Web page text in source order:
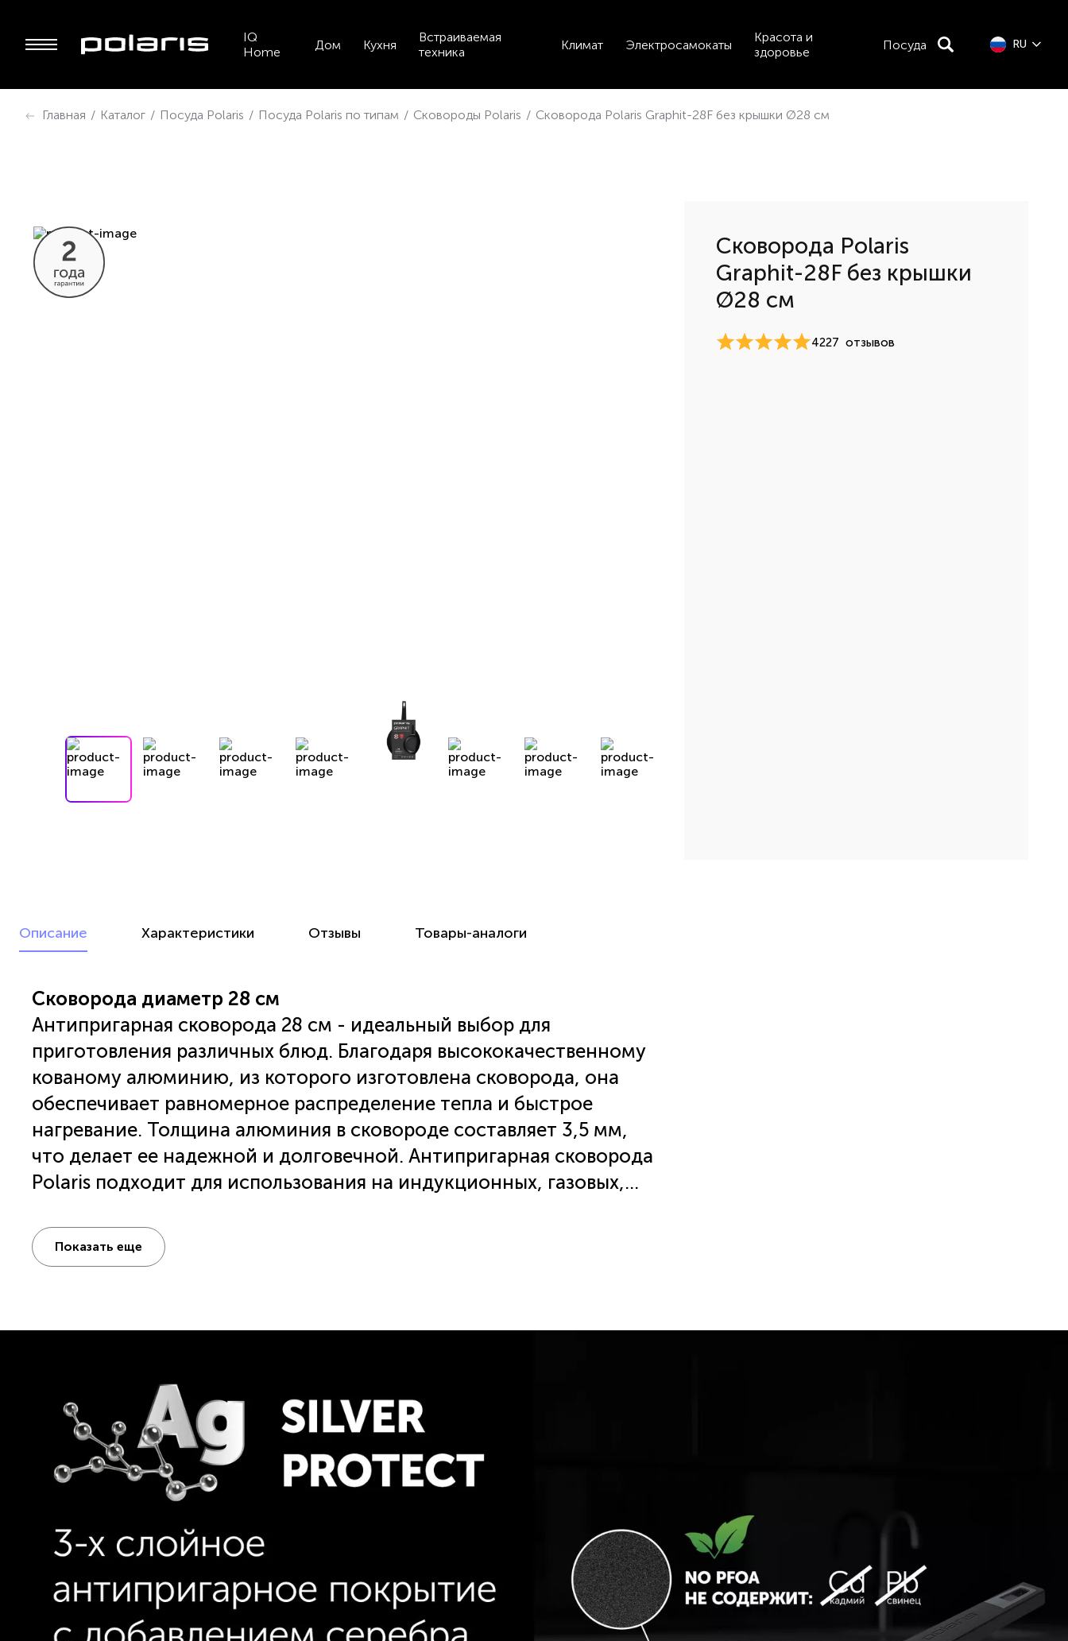
IQ
Home
Дом Кухня
Встраиваемая
техника
Климат Электросамокаты
Красота и
здоровье
Посуда RU
Главная / Каталог / Посуда Polaris / Посуда Polaris по типам / Сковороды Polaris / Сковорода Polaris Graphit-28F без крышки Ø28 см
Сковорода Polaris
Graphit-28F без крышки
Ø28 см
4227 отзывов
Описание Характеристики Отзывы Товары-аналоги
Сковорода диаметр 28 см
Антипригарная сковорода 28 см - идеальный выбор для
приготовления различных блюд. Благодаря высококачественному
кованому алюминию, из которого изготовлена сковорода, она
обеспечивает равномерное распределение тепла и быстрое
нагревание. Толщина алюминия в сковороде составляет 3,5 мм,
что делает ее надежной и долговечной. Антипригарная сковорода
Polaris подходит для использования на индукционных, газовых,
28 см она вмещает достаточное количество продуктов для
большой семьи. Инновационное антипригарное покрытие
готовить без использования масла. Антипригарное покрытие
также обладает термостойким внешним покрытием, что делает
сковороду особенно долговечной и удобной в использовании.
Бакелитовая ручка сковороды имеет эргономичный дизайн и
покрыта материалом Soft Touch, который предотвращает
нагревание и делает ее нескользящей. Таким образом, вы можете
комфортно удерживать сковороду даже во время приготовления
на высоких температурах. Антипригарная сковорода 28 см - это
незаменимая посуда для вашей кухни. Ее прочное антипригарное
покрытие, качественные материалы и эргономичный дизайн
Показать еще